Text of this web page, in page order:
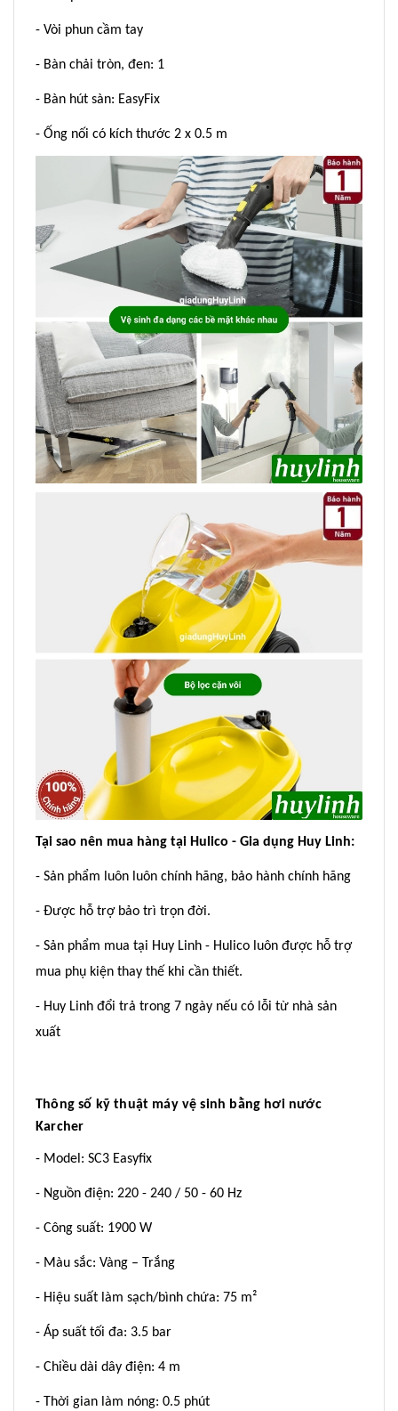
- Vòi phun cầm tay
- Bàn chải tròn, đen: 1
- Bàn hút sàn: EasyFix
- Ống nối có kích thước 2 x 0.5 m
Tại sao nên mua hàng tại Hulico - Gia dụng Huy Linh:
- Sản phẩm luôn luôn chính hãng, bảo hành chính hãng
- Được hỗ trợ bảo trì trọn đời.
- Sản phẩm mua tại Huy Linh - Hulico luôn được hỗ trợ
mua phụ kiện thay thế khi cần thiết.
- Huy Linh đổi trả trong 7 ngày nếu có lỗi từ nhà sản
xuất
Thông số kỹ thuật máy vệ sinh bằng hơi nước
Karcher
- Model: SC3 Easyfix
- Nguồn điện: 220 - 240 / 50 - 60 Hz
- Công suất: 1900 W
- Màu sắc: Vàng – Trắng
- Hiệu suất làm sạch/bình chứa: 75 m²
- Áp suất tối đa: 3.5 bar
- Chiều dài dây điện: 4 m
- Thời gian làm nóng: 0.5 phút